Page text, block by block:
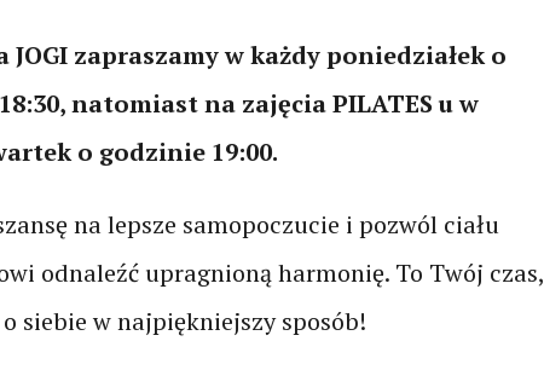
JOGI zapraszamy w każdy poniedziałek o
natomiast na zajęcia PILATES u w
o godzinie 19:00.
na lepsze samopoczucie i pozwól ciału
odnaleźć upragnioną harmonię. To Twój czas,
siebie w najpiękniejszy sposób!